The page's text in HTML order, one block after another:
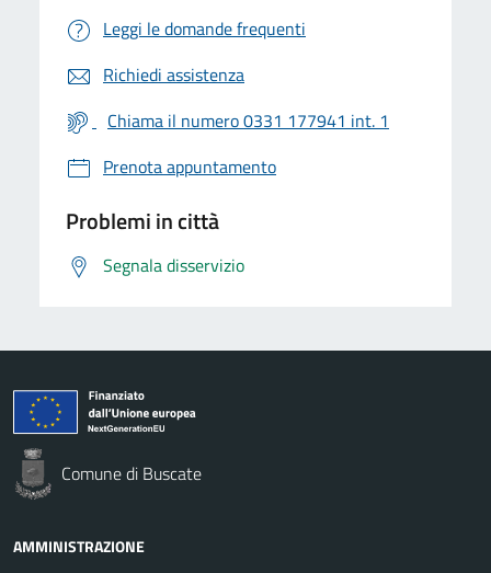
Leggi le domande frequenti
Richiedi assistenza
Chiama il numero 0331 177941 int. 1
Prenota appuntamento
Problemi in città
Segnala disservizio
Comune di Buscate
AMMINISTRAZIONE